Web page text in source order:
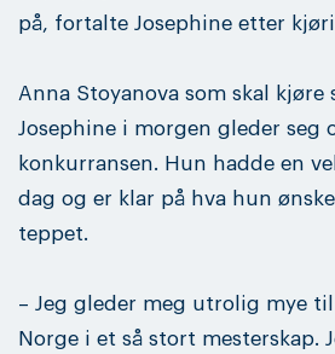
på, fortalte Josephine etter
Anna Stoyanova som skal kjøre
Josephine i morgen gleder seg
konkurransen. Hun hadde en
dag og er klar på hva hun
teppet.
– Jeg gleder meg utrolig mye
Norge i et så stort mesterskap.